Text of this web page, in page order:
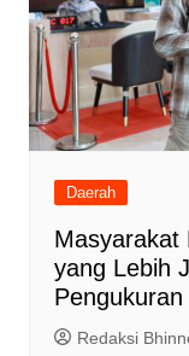
Daerah
Masyarakat
yang Lebih
Pengukuran
Redaksi